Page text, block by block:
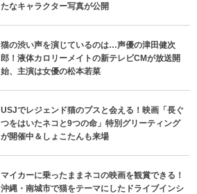
たなキャラクター写真が公開
猫の渋い声を演じているのは…声優の津田健次
郎！液体カロリーメイトの新テレビCMが放送開
始、主演は女優の松本若菜
USJでレジェンド猫のプスと会える！映画「長ぐ
つをはいたネコと9つの命」特別グリーティング
が開催中＆しょこたんも来場
マイカーに乗ったままネコの映画を観賞できる！
沖縄・南城市で猫をテーマにしたドライブインシ